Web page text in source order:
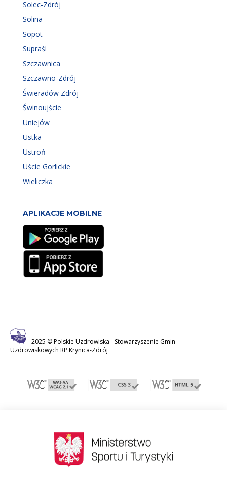
Solec-Zdrój
Solina
Sopot
Supraśl
Szczawnica
Szczawno-Zdrój
Świeradów Zdrój
Świnoujście
Uniejów
Ustka
Ustroń
Uście Gorlickie
Wieliczka
APLIKACJE MOBILNE
2025 © Polskie Uzdrowiska - Stowarzyszenie Gmin
Uzdrowiskowych RP Krynica-Zdrój